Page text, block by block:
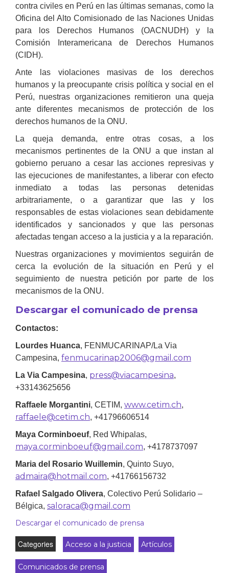
contra civiles en Perú en las últimas semanas, como la
Oficina del Alto Comisionado de las Naciones Unidas
para los Derechos Humanos (OACNUDH) y la
Comisión Interamericana de Derechos Humanos
(CIDH).
Ante las violaciones masivas de los derechos
humanos y la preocupante crisis política y social en el
Perú, nuestras organizaciones remitieron una queja
ante diferentes mecanismos de protección de los
derechos humanos de la ONU.
La queja demanda, entre otras cosas, a los
mecanismos pertinentes de la ONU a que instan al
gobierno peruano a cesar las acciones represivas y
las ejecuciones de manifestantes, a liberar con efecto
inmediato a todas las personas detenidas
arbitrariamente, o a garantizar que las y los
responsables de estas violaciones sean debidamente
identificados y sancionados y que las personas
afectadas tengan acceso a la justicia y a la reparación.
Nuestras organizaciones y movimientos seguirán de
cerca la evolución de la situación en Perú y el
seguimiento de nuestra petición por parte de los
mecanismos de la ONU.
Descargar el comunicado de prensa
Contactos:
Lourdes Huanca, FENMUCARINAP/La Via
Campesina, fenmucarinap2006@gmail.com
La Via Campesina, press@viacampesina,
+33143625656
Raffaele Morgantini, CETIM, www.cetim.ch,
raffaele@cetim.ch, +41796606514
Maya Corminboeuf, Red Whipalas,
maya.corminboeuf@gmail.com, +4178737097
Maria del Rosario Wuillemin, Quinto Suyo,
admaira@hotmail.com, +41766156732
Rafael Salgado Olivera, Colectivo Perú Solidario –
Bélgica, saloraca@gmail.com
Descargar el comunicado de prensa
Categories Acceso a la justicia Artículos
Comunicados de prensa